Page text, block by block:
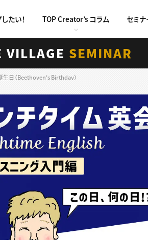
たい！ TOP Creator’s コラム セミ
VILLAGE SEMINAR
生日（Beethoven's Birthday）